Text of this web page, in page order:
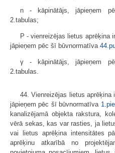
n - kāpinātājs, jāpieņem
2.tabulas;
P - vienreizējas lietus aprēķina
jāpieņem pēc šī būvnormatīva
γ - kāpinātājs, jāpieņem
2.tabulas.
44. Vienreizējas lietus aprēķina
jāpieņem pēc šī būvnormatīva
kanalizējamā objekta rakstura,
vērā sekas, kas var rasties, ja
vai lietus aprēķina intensitātes
aprēķinu atkarībā no